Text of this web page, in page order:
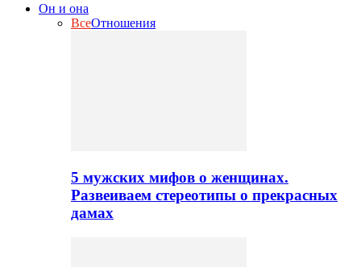
Он и она
ВсеОтношения
5 мужских мифов о женщинах.
Развеиваем стереотипы о прекрасных
дамах